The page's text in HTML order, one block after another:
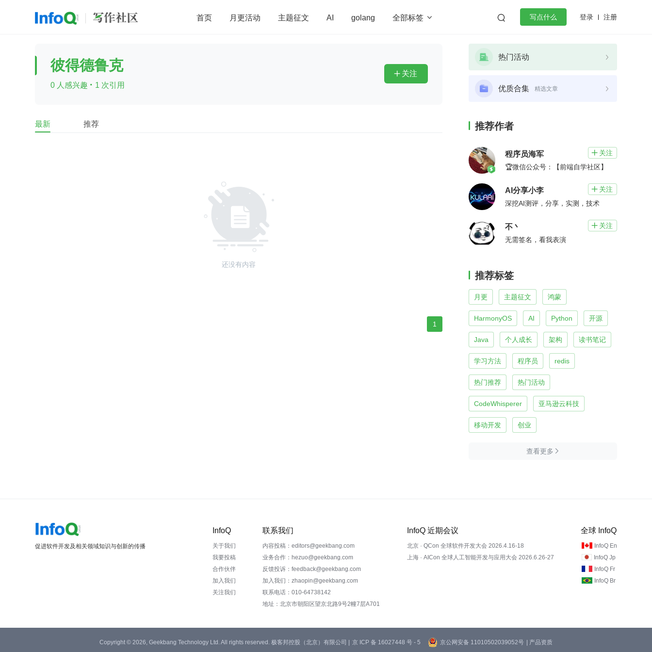
首页 月更活动 主题征文 AI golang 全部标签   写点什么 登录 注册
前端 AI 大数据 redis
查看更多
彼得德鲁克
0 人感兴趣 · 1 次引用
 关注
最新 推荐
还没有内容
1
热门活动
优质合集 精选文章
推荐作者
程序员海军  关注
🏆微信公众号：【前端自学社区】
AI分享小李  关注
深挖AI测评，分享，实测，技术
不丶  关注
无需签名，看我表演
推荐标签
月更 主题征文 鸿蒙
HarmonyOS AI Python 开源
Java 个人成长 架构 读书笔记
学习方法 程序员 redis
热门推荐 热门活动
CodeWhisperer 亚马逊云科技
移动开发 创业
查看更多 
促进软件开发及相关领域知识与创新的传播
InfoQ
关于我们
我要投稿
合作伙伴
加入我们
关注我们
联系我们
内容投稿：editors@geekbang.com
业务合作：hezuo@geekbang.com
反馈投诉：feedback@geekbang.com
加入我们：zhaopin@geekbang.com
联系电话：010-64738142
地址：北京市朝阳区望京北路9号2幢7层A701
InfoQ 近期会议
北京 · QCon 全球软件开发大会 2026.4.16-18
上海 · AICon 全球人工智能开发与应用大会 2026.6.26-27
全球 InfoQ
InfoQ En
InfoQ Jp
InfoQ Fr
InfoQ Br
Copyright © 2026, Geekbang Technology Ltd. All rights reserved. 极客邦控股（北京）有限公司 | 京 ICP 备 16027448 号 - 5 京公网安备 11010502039052号 | 产品资质